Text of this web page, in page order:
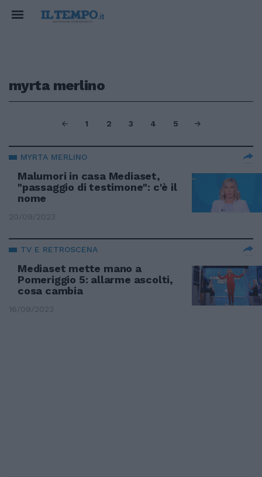
myrta merlino
1 2 3 4 5
MYRTA MERLINO
Malumori in casa Mediaset,
"passaggio di testimone": c'è il
nome
20/09/2023
TV E RETROSCENA
Mediaset mette mano a
Pomeriggio 5: allarme ascolti,
cosa cambia
16/09/2023